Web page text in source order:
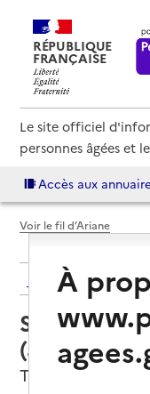
RÉPUBLIQUE
FRANÇAISE
Le site officiel
personnes âgées et
Accès aux
Voir le fil d’Ariane
Retour aux
Service
(aide) –
Toulouse,
À